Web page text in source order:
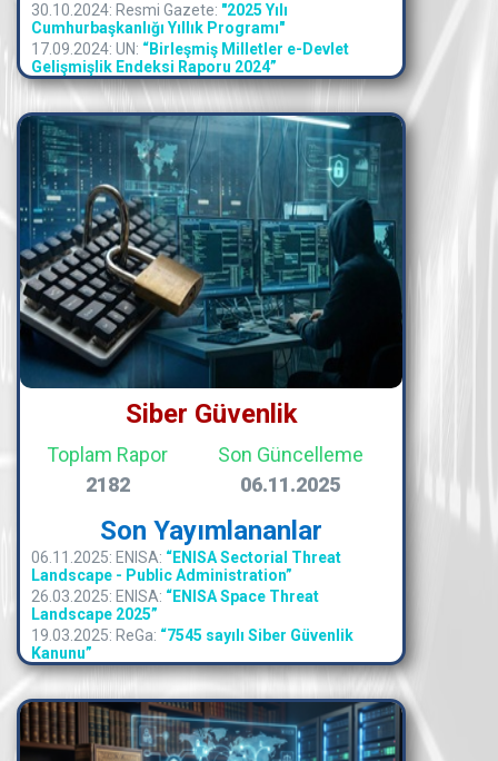
30.10.2024: Resmi Gazete: "2025 Yılı
Cumhurbaşkanlığı Yıllık Programı"
17.09.2024: UN: “Birleşmiş Milletler e-Devlet
Gelişmişlik Endeksi Raporu 2024”
Siber Güvenlik
Toplam Rapor
2182
Son Güncelleme
06.11.2025
Son Yayımlananlar
06.11.2025: ENISA: “ENISA Sectorial Threat
Landscape - Public Administration”
26.03.2025: ENISA: “ENISA Space Threat
Landscape 2025”
19.03.2025: ReGa: “7545 sayılı Siber Güvenlik
Kanunu”